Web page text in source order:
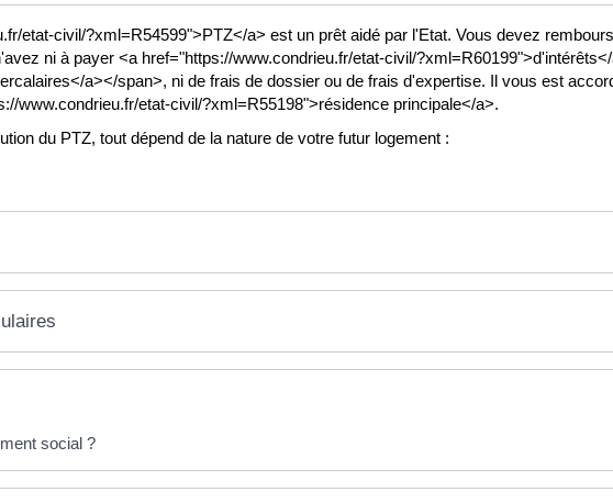
etat-civil/?xml=R54599">PTZ</a> est un prêt aidé par l'Etat. Vous devez
ni à payer <a href="https://www.condrieu.fr/etat-civil/
a></span>, ni de frais de dossier ou de frais d'expertise. Il vous est
www.condrieu.fr/etat-civil/?xml=R55198">résidence principale</a>.
du PTZ, tout dépend de la nature de votre futur logement :
social ?